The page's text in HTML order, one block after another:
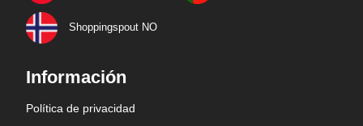
Shoppingspout NO
Información
Política de privacidad